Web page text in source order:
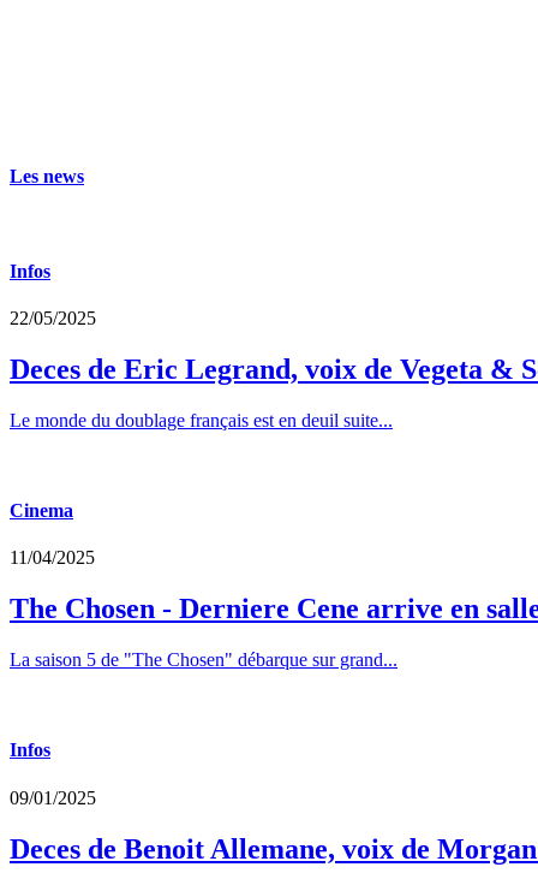
Les news
Infos
22/05/2025
Deces de Eric Legrand, voix de Vegeta &
Le monde du doublage français est en deuil suite...
Cinema
11/04/2025
The Chosen - Derniere Cene arrive en
La saison 5 de "The Chosen" débarque sur grand...
Infos
09/01/2025
Deces de Benoit Allemane, voix de